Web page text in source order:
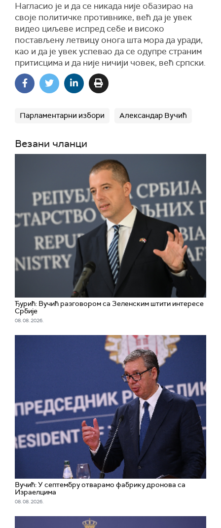
Нагласио је и да се никада није обазирао на
своје политичке противнике, већ да је увек
видео циљеве испред себе и високо
постављену летвицу онога шта мора да уради,
као и да је увек успевао да се одупре страним
притисцима и да није ничији човек, већ српски.
Парламентарни избори Александар Вучић
Везани чланци
Ђурић: Вучић разговором са Зеленским штити интересе
Србије
08. 08. 2026.
Вучић: У септембру отварамо фабрику дронова са
Израелцима
08. 08. 2026.